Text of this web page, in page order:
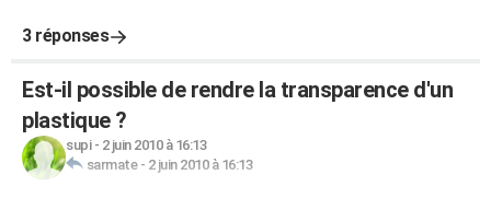
3 réponses
Est-il possible de rendre la transparence d'un
plastique ?
supi- 2 juin 2010 à 16:13
sarmate- 2 juin 2010 à 16:13